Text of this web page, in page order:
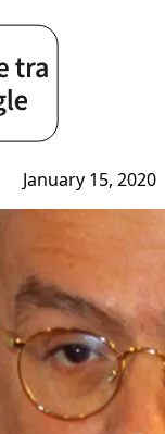
January 15, 2020